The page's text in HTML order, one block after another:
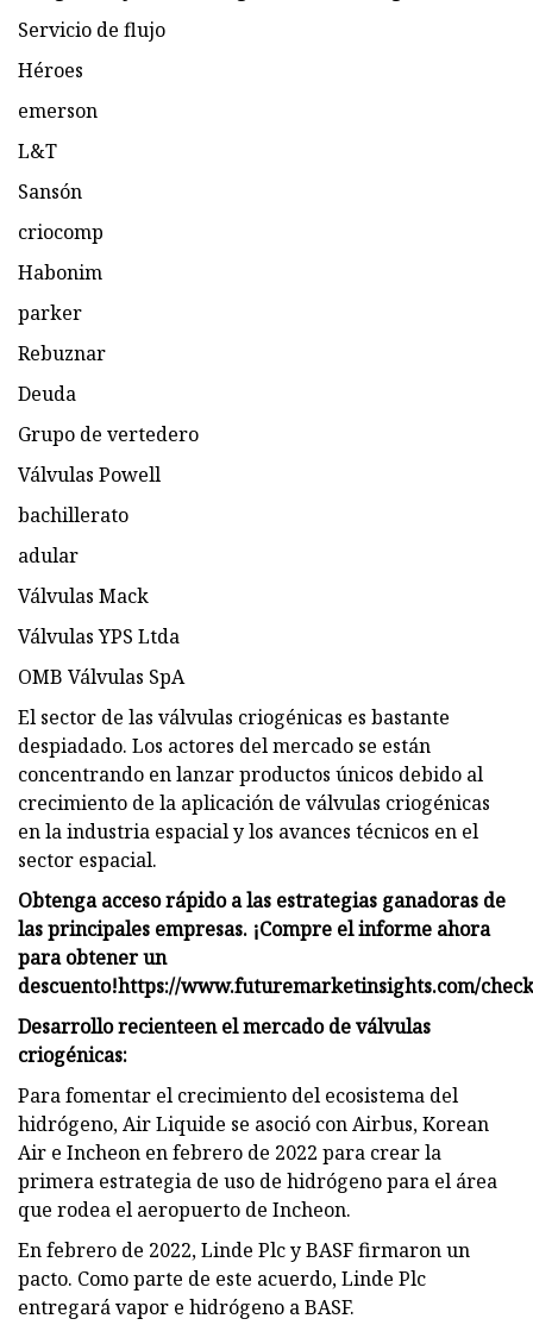
Servicio de flujo
Héroes
emerson
L&T
Sansón
criocomp
Habonim
parker
Rebuznar
Deuda
Grupo de vertedero
Válvulas Powell
bachillerato
adular
Válvulas Mack
Válvulas YPS Ltda
OMB Válvulas SpA
El sector de las válvulas criogénicas es bastante
despiadado. Los actores del mercado se están
concentrando en lanzar productos únicos debido al
crecimiento de la aplicación de válvulas criogénicas
en la industria espacial y los avances técnicos en el
sector espacial.
Obtenga acceso rápido a las estrategias ganadoras de
las principales empresas. ¡Compre el informe ahora
para obtener un
descuento!https://www.futuremarketinsights.com/
Desarrollo recienteen el mercado de válvulas
criogénicas:
Para fomentar el crecimiento del ecosistema del
hidrógeno, Air Liquide se asoció con Airbus, Korean
Air e Incheon en febrero de 2022 para crear la
primera estrategia de uso de hidrógeno para el área
que rodea el aeropuerto de Incheon.
En febrero de 2022, Linde Plc y BASF firmaron un
pacto. Como parte de este acuerdo, Linde Plc
entregará vapor e hidrógeno a BASF.